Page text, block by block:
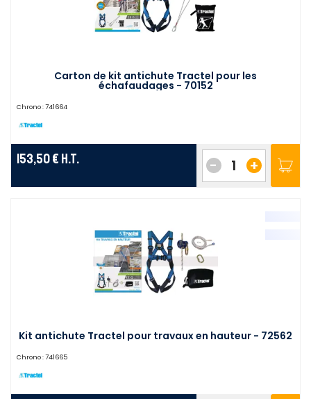
Carton de kit antichute Tractel pour les
échafaudages - 70152
Chrono : 741664
153,50 € H.T. +
-
Kit antichute Tractel pour travaux en hauteur - 72562
Chrono : 741665